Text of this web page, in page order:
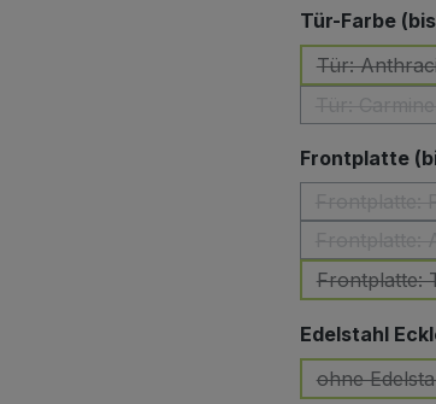
Tür-Farbe
Tür:
Frontplatte
Frontplatte:
Edelstahl
ohne